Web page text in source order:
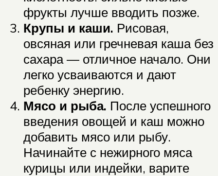
фрукты лучше вводить позже.
Крупы и каши. Рисовая,
овсяная или гречневая каша без
сахара — отличное начало. Они
легко усваиваются и дают
ребенку энергию.
Мясо и рыба. После успешного
введения овощей и каш можно
добавить мясо или рыбу.
Начинайте с нежирного мяса
курицы или индейки, варите